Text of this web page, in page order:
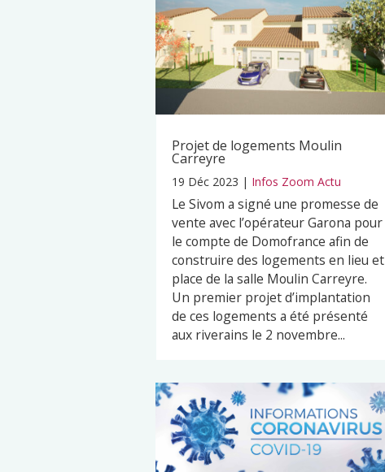
Projet de logements Moulin
Carreyre
19 Déc 2023 | Infos Zoom Actu
Le Sivom a signé une promesse de
vente avec l’opérateur Garona pour
le compte de Domofrance afin de
construire des logements en lieu et
place de la salle Moulin Carreyre.
Un premier projet d’implantation
de ces logements a été présenté
aux riverains le 2 novembre...